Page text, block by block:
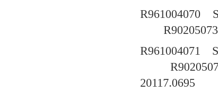
R961004070
R961004071
20117.0695